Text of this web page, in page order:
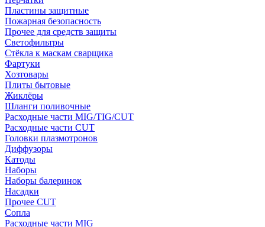
Пластины защитные
Пожарная безопасность
Прочее для средств защиты
Светофильтры
Стёкла к маскам сварщика
Фартуки
Хозтовары
Плиты бытовые
Жиклёры
Шланги поливочные
Расходные части MIG/TIG/CUT
Расходные части CUT
Головки плазмотронов
Диффузоры
Катоды
Наборы
Наборы балеринок
Насадки
Прочее CUT
Сопла
Расходные части MIG